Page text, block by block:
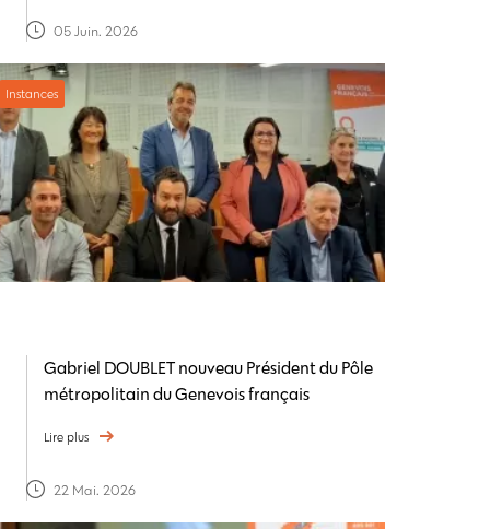
05 Juin. 2026
Instances
Gabriel DOUBLET nouveau Président du Pôle
métropolitain du Genevois français
Lire plus
22 Mai. 2026